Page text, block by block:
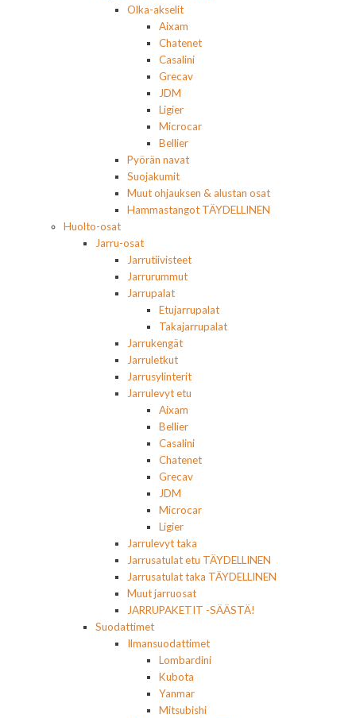
Olka-akselit
Aixam
Chatenet
Casalini
Grecav
JDM
Ligier
Microcar
Bellier
Pyörän navat
Suojakumit
Muut ohjauksen & alustan osat
Hammastangot TÄYDELLINEN
Huolto-osat
Jarru-osat
Jarrutiivisteet
Jarrurummut
Jarrupalat
Etujarrupalat
Takajarrupalat
Jarrukengät
Jarruletkut
Jarrusylinterit
Jarrulevyt etu
Aixam
Bellier
Casalini
Chatenet
Grecav
JDM
Microcar
Ligier
Jarrulevyt taka
Jarrusatulat etu TÄYDELLINEN
Jarrusatulat taka TÄYDELLINEN
Muut jarruosat
JARRUPAKETIT -SÄÄSTÄ!
Suodattimet
Ilmansuodattimet
Lombardini
Kubota
Yanmar
Mitsubishi